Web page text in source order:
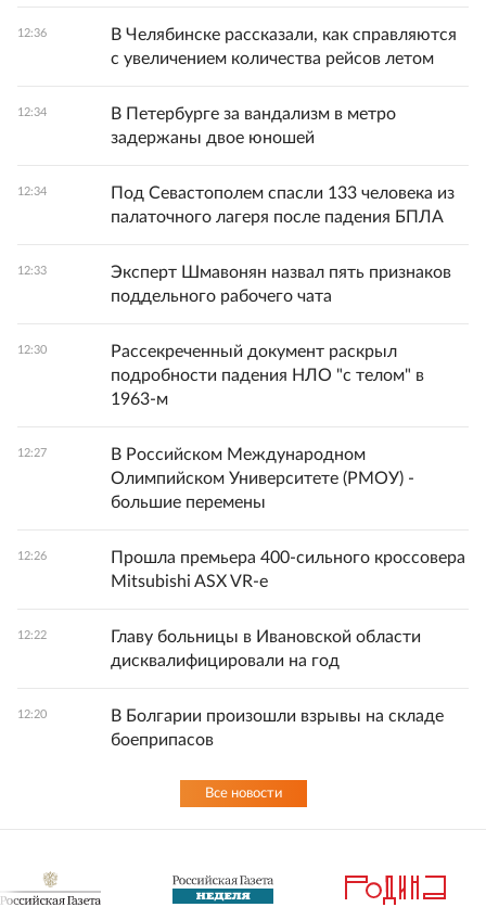
12:36
В Челябинске рассказали, как справляются
с увеличением количества рейсов летом
12:34
В Петербурге за вандализм в метро
задержаны двое юношей
12:34
Под Севастополем спасли 133 человека из
палаточного лагеря после падения БПЛА
12:33
Эксперт Шмавонян назвал пять признаков
поддельного рабочего чата
12:30
Рассекреченный документ раскрыл
подробности падения НЛО "с телом" в
1963-м
12:27
В Российском Международном
Олимпийском Университете (РМОУ) -
большие перемены
12:26
Прошла премьера 400-сильного кроссовера
Mitsubishi ASX VR-e
12:22
Главу больницы в Ивановской области
дисквалифицировали на год
12:20
В Болгарии произошли взрывы на складе
боеприпасов
Все новости